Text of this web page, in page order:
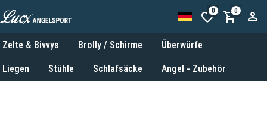
0 0
Zelte & Bivvys Brolly / Schirme Überwürfe
Liegen Stühle Schlafsäcke Angel - Zubehör